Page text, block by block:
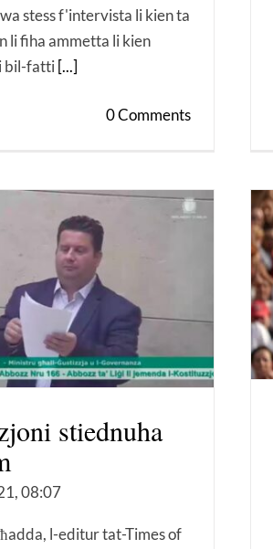
stess f'intervista li kien ta
li fiha ammetta li kien
bil-fatti [...]
0 Comments
stiednuha
08:07
l-editur tat-Times of